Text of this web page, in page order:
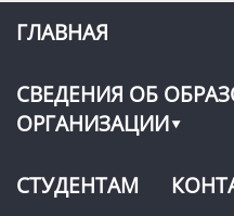
ГЛАВНАЯ
СВЕДЕНИЯ ОБ
ОРГАНИЗАЦИИ
СТУДЕНТАМ